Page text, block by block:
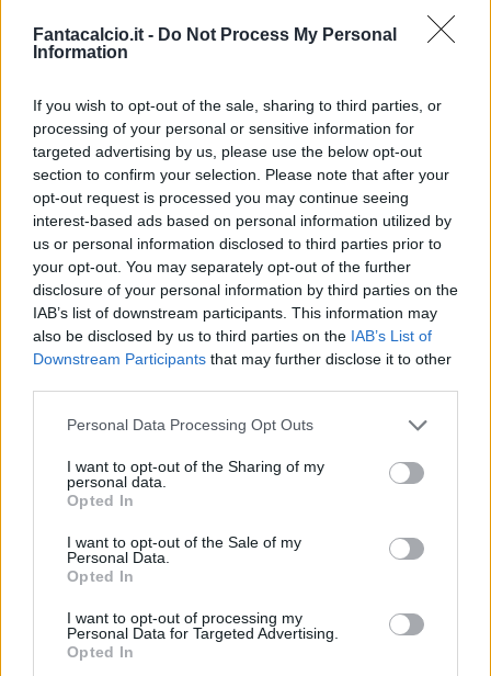
Fantacalcio.it - Do Not Process My Personal
Information
If you wish to opt-out of the sale, sharing to third parties, or
processing of your personal or sensitive information for
targeted advertising by us, please use the below opt-out
section to confirm your selection. Please note that after your
opt-out request is processed you may continue seeing
interest-based ads based on personal information utilized by
us or personal information disclosed to third parties prior to
your opt-out. You may separately opt-out of the further
disclosure of your personal information by third parties on the
IAB’s list of downstream participants. This information may
also be disclosed by us to third parties on the IAB’s List of
Downstream Participants that may further disclose it to other
Personal Data Processing Opt Outs
I want to opt-out of the Sharing of my
personal data.
Opted In
I want to opt-out of the Sale of my
Personal Data.
Opted In
I want to opt-out of processing my
Personal Data for Targeted Advertising.
Opted In
comunicato
"Il Consiglio di amministrazione del Real
Madrid C.F., riunitosi oggi e presieduto da
Florentino Pérez, ha deliberato di nominare
José Mourinho allenatore della prima squadra
per le prossime tre stagioni, fino al 30 giugno
2029".